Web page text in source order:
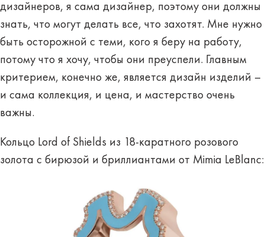
дизайнеров, я сама дизайнер, поэтому они должны
знать, что могут делать все, что захотят. Мне нужно
быть осторожной с теми, кого я беру на работу,
потому что я хочу, чтобы они преуспели. Главным
критерием, конечно же, является дизайн изделий –
и сама коллекция, и цена, и мастерство очень
важны.
Кольцо Lord of Shields из 18-каратного розового
золота с бирюзой и бриллиантами от Mimia LeBlanc: